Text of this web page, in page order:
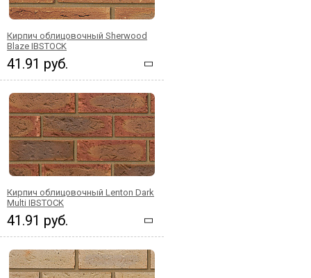
Кирпич облицовочный Sherwood
Blaze IBSTOCK
41.91 руб.
Кирпич облицовочный Lenton Dark
Multi IBSTOCK
41.91 руб.